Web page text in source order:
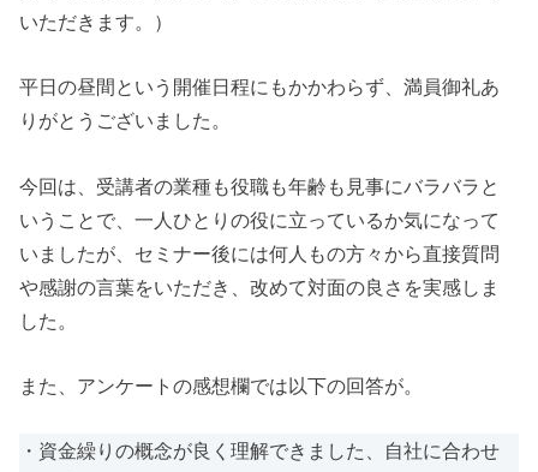
いただきます。）
平日の昼間という開催日程にもかかわらず、満員御礼あ
りがとうございました。
今回は、受講者の業種も役職も年齢も見事にバラバラと
いうことで、一人ひとりの役に立っているか気になって
いましたが、セミナー後には何人もの方々から直接質問
や感謝の言葉をいただき、改めて対面の良さを実感しま
した。
また、アンケートの感想欄では以下の回答が。
・資金繰りの概念が良く理解できました、自社に合わせ